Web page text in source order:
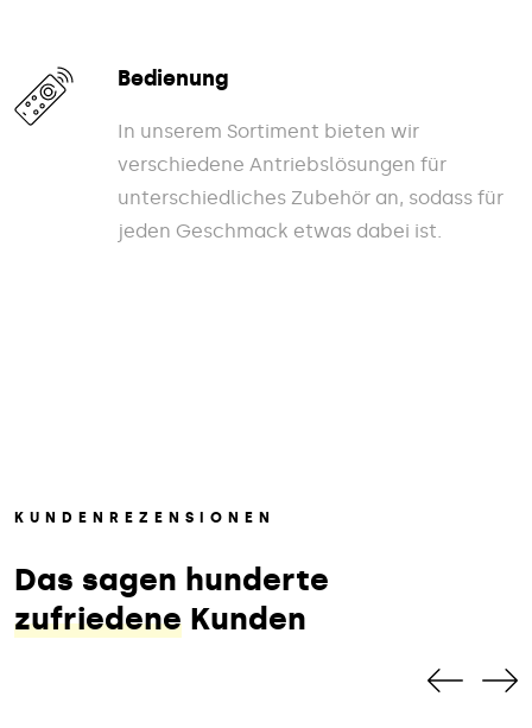
Bedienung
In unserem Sortiment bieten wir
verschiedene Antriebslösungen für
unterschiedliches Zubehör an, sodass für
jeden Geschmack etwas dabei ist.
KUNDENREZENSIONEN
Das sagen hunderte
zufriedene Kunden